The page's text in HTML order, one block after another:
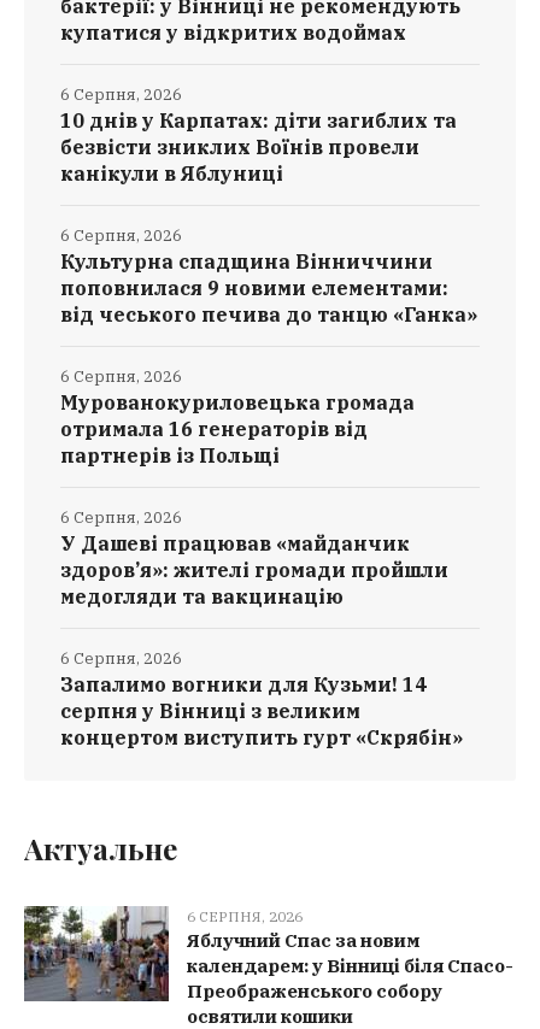
бактерії: у Вінниці не рекомендують
купатися у відкритих водоймах
10 днів у Карпатах: діти загиблих та
безвісти зниклих Воїнів провели
канікули в Яблуниці
6 Серпня, 2026
Культурна спадщина Вінниччини
поповнилася 9 новими елементами:
від чеського печива до танцю «Ганка»
6 Серпня, 2026
Мурованокуриловецька громада
отримала 16 генераторів від
партнерів із Польщі
6 Серпня, 2026
У Дашеві працював «майданчик
здоров’я»: жителі громади пройшли
медогляди та вакцинацію
6 Серпня, 2026
Запалимо вогники для Кузьми! 14
серпня у Вінниці з великим
концертом виступить гурт «Скрябін»
6 Серпня, 2026
Актуальне
6 СЕРПНЯ, 2026
Яблучний Спас за новим
календарем: у Вінниці біля Спасо-
Преображенського собору
освятили кошики